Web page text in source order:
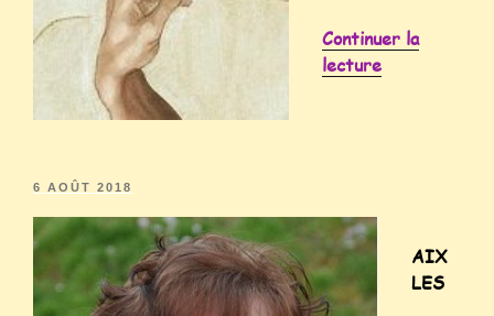
Continuer la
lecture
6 AOÛT 2018
AIX
LES